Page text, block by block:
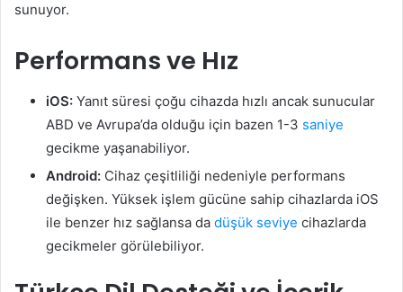
sunuyor.
Performans ve Hız
iOS: Yanıt süresi çoğu cihazda hızlı ancak sunucular
ABD ve Avrupa’da olduğu için bazen 1-3 saniye
gecikme yaşanabiliyor.
Android: Cihaz çeşitliliği nedeniyle performans
değişken. Yüksek işlem gücüne sahip cihazlarda iOS
ile benzer hız sağlansa da düşük seviye cihazlarda
gecikmeler görülebiliyor.